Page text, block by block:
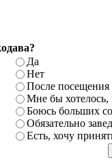
Да
Нет
После посещения
Мне бы
Боюсь больших
Обязательно
Есть, хочу